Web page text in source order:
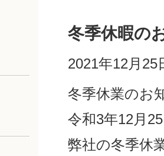
冬季休暇の
2021年12月
冬季休業のお
令和3年12月
弊社の冬季休